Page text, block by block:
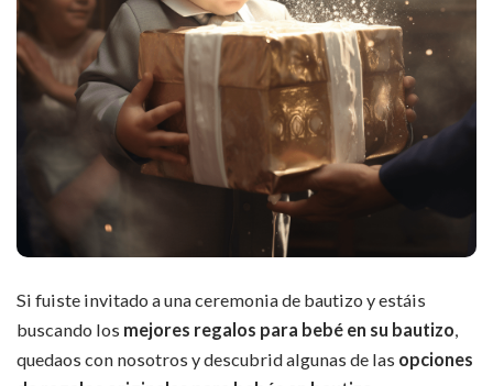
Si fuiste invitado a una ceremonia de bautizo y estáis
buscando los mejores regalos para bebé en su bautizo
quedaos con nosotros y descubrid algunas de las opciones